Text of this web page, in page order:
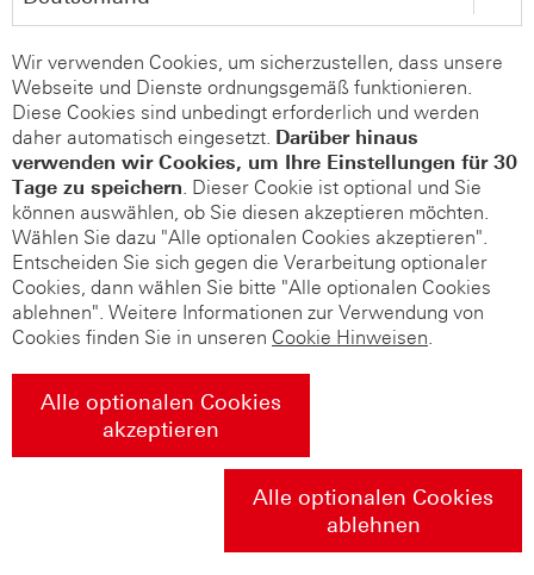
Wir verwenden Cookies, um sicherzustellen, dass unsere
Webseite und Dienste ordnungsgemäß funktionieren.
Diese Cookies sind unbedingt erforderlich und werden
daher automatisch eingesetzt. Darüber hinaus
verwenden wir Cookies, um Ihre Einstellungen für 30
Tage zu speichern. Dieser Cookie ist optional und Sie
können auswählen, ob Sie diesen akzeptieren möchten.
Wählen Sie dazu "Alle optionalen Cookies akzeptieren".
Entscheiden Sie sich gegen die Verarbeitung optionaler
Cookies, dann wählen Sie bitte "Alle optionalen Cookies
ablehnen". Weitere Informationen zur Verwendung von
Cookies finden Sie in unseren Cookie Hinweisen.
Alle optionalen Cookies
akzeptieren
Alle optionalen Cookies
ablehnen